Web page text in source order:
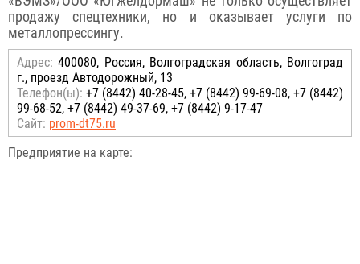
продажу спецтехники, но и оказывает услуги по
металлопрессингу.
Адрес: 400080, Россия, Волгоградская область, Волгоград
г., проезд Автодорожный, 13
Телефон(ы): +7 (8442) 40-28-45, +7 (8442) 99-69-08, +7 (8442)
99-68-52, +7 (8442) 49-37-69, +7 (8442) 9-17-47
Сайт: prom-dt75.ru
Предприятие на карте: